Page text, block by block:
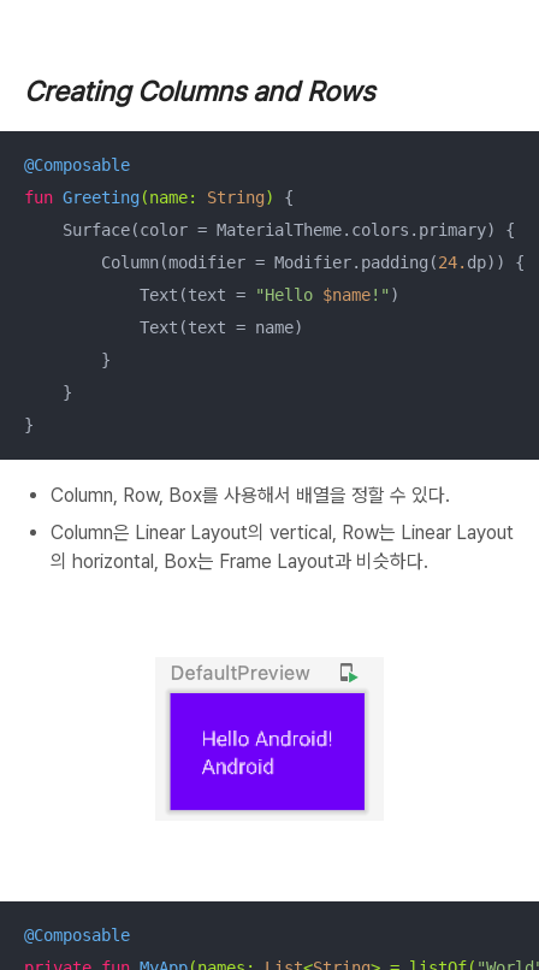
Creating Columns and Rows
@Composable
fun Greeting (name: String)
{
    Surface(color = MaterialTheme.colors.primary) {
        Column(modifier = Modifier.padding(
24. dp)) {
            Text(text =
"Hello $name!" )
            Text(text = name)
        }
    }
}
Column, Row, Box를 사용해서 배열을 정할 수 있다.
Column은 Linear Layout의 vertical, Row는 Linear Layout
의 horizontal, Box는 Frame Layout과 비슷하다.
@Composable